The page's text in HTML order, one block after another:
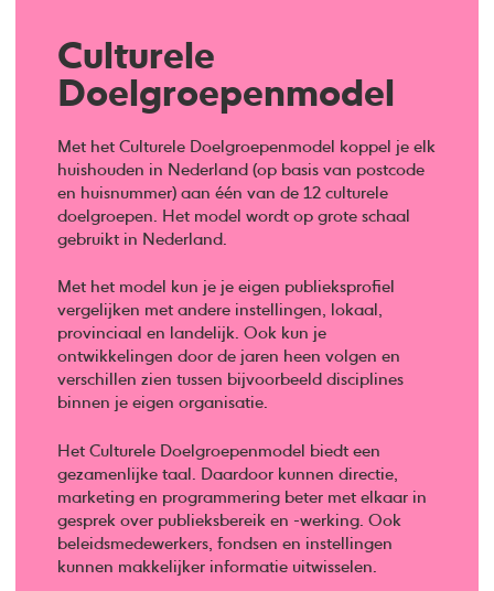
Culturele
Doelgroepenmodel
Met het Culturele Doelgroepenmodel koppel je elk
huishouden in Nederland (op basis van postcode
en huisnummer) aan één van de 12 culturele
doelgroepen. Het model wordt op grote schaal
gebruikt in Nederland.
Met het model kun je je eigen publieksprofiel
vergelijken met andere instellingen, lokaal,
provinciaal en landelijk. Ook kun je
ontwikkelingen door de jaren heen volgen en
verschillen zien tussen bijvoorbeeld disciplines
binnen je eigen organisatie.
Het Culturele Doelgroepenmodel biedt een
gezamenlijke taal. Daardoor kunnen directie,
marketing en programmering beter met elkaar in
gesprek over publieksbereik en -werking. Ook
beleidsmedewerkers, fondsen en instellingen
kunnen makkelijker informatie uitwisselen.